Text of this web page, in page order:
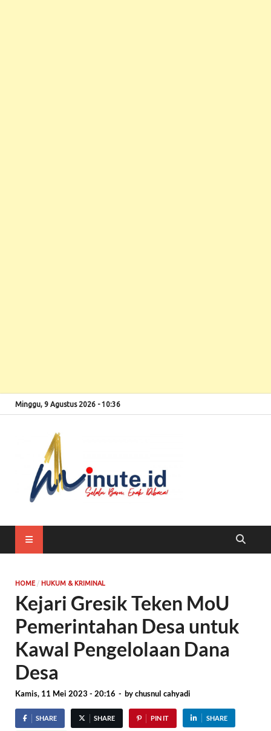
Minggu, 9 Agustus 2026 - 10:36
HOME / HUKUM & KRIMINAL
Kejari Gresik Teken MoU
Pemerintahan Desa untuk
Kawal Pengelolaan Dana
Desa
Kamis, 11 Mei 2023 - 20:16 - bychusnul cahyadi
SHARE SHARE PIN IT SHARE